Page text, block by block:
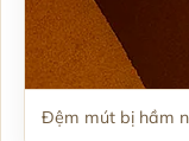
Đệm mút bị hầm